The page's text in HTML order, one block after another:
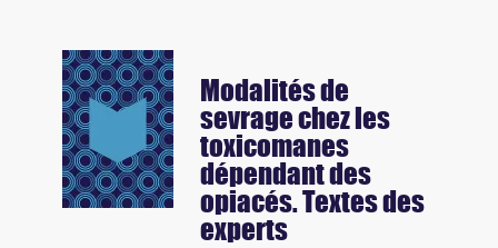
Modalités de
sevrage chez les
toxicomanes
dépendant des
opiacés. Textes des
experts